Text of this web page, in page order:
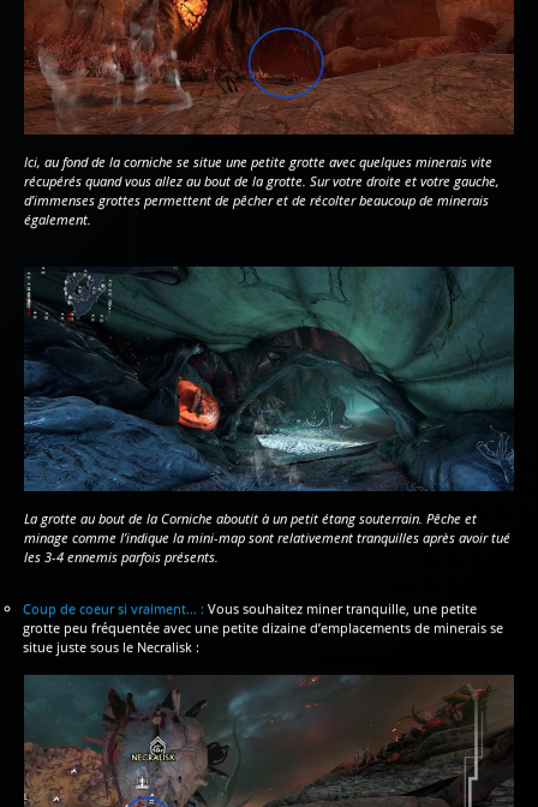
Ici, au fond de la corniche se situe une petite grotte avec quelques minerais vite
récupérés quand vous allez au bout de la grotte. Sur votre droite et votre gauche,
d’immenses grottes permettent de pêcher et de récolter beaucoup de minerais
également.
La grotte au bout de la Corniche aboutit à un petit étang souterrain. Pêche et
minage comme l’indique la mini-map sont relativement tranquilles après avoir tué
les 3-4 ennemis parfois présents.
Coup de coeur si vraiment… : Vous souhaitez miner tranquille, une petite
grotte peu fréquentée avec une petite dizaine d’emplacements de minerais se
situe juste sous le Necralisk :